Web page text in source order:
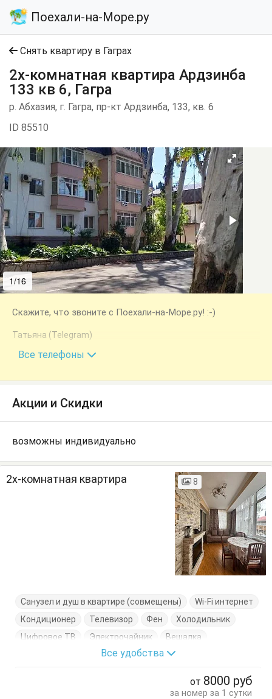
Поехали-на-Море.ру
Снять квартиру в Гаграх
2х-комнатная квартира Ардзинба
133 кв 6, Гагра
р. Абхазия, г. Гагра, пр-кт Ардзинба, 133, кв. 6
ID 85510
1/16
Скажите, что звоните с Поехали-на-Море.ру! :-)
Татьяна (Telegram)
+7 (940) 969-50-74
Все телефоны
Акции и Скидки
возможны индивидуально
2х-комнатная квартира 8
Санузел и душ в квартире (совмещены)
Wi-Fi интернет
Кондиционер
Телевизор Фен
Холодильник
Цифровое ТВ
Электрочайник
Вешалка
Журнальный столик
Стулья
Все удобства
от 8000 руб
за номер за 1 сутки